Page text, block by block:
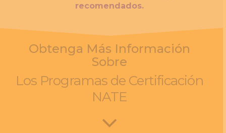
recomendados.
Obtenga Más Información
Sobre
Los Programas de Certificación
NATE